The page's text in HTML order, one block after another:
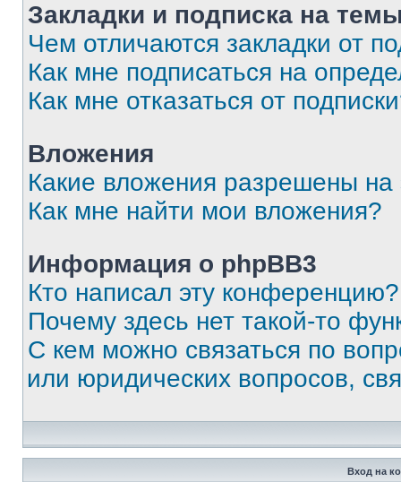
Закладки и подписка на
Чем отличаются закладки от
Как мне подписаться на
Как мне отказаться от
Вложения
Какие вложения разрешены
Как мне найти мои вложения?
Информация о phpBB3
Кто написал эту конференцию?
Почему здесь нет такой-то
С кем можно связаться по
или юридических вопросов,
Вход на